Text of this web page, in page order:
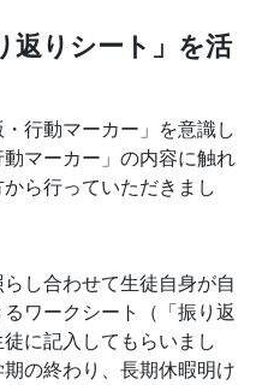
りシート」を活
行動マーカー」を意識し
マーカー」の内容に触れ
ら行っていただきまし
し合わせて生徒自身が自
ワークシート（「振り返
に記入してもらいまし
の終わり、長期休暇明け